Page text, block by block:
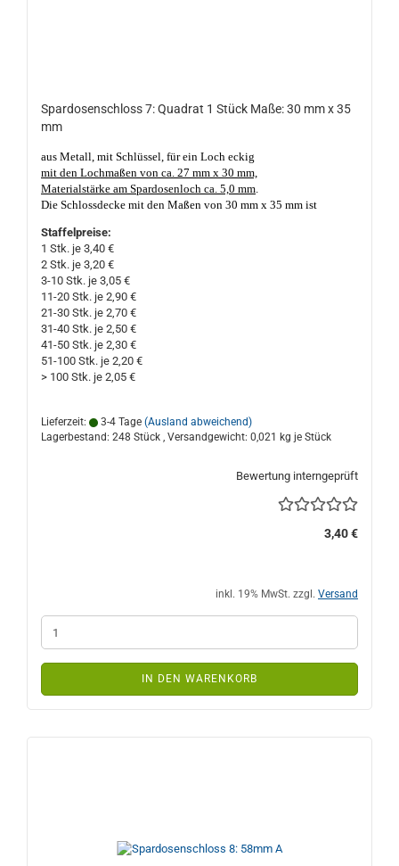
Spardosenschloss 7: Quadrat 1 Stück Maße: 30 mm x 35
mm
aus Metall, mit Schlüssel, für ein Loch eckig
mit den Lochmaßen von ca. 27 mm x 30 mm,
Materialstärke am Spardosenloch ca. 5,0 mm.
Die Schlossdecke mit den Maßen von 30 mm x 35 mm ist
verzinkt schließbaren Stahlriegel, unten mit Schlosskasten. Die
Schlüsselführung ist 2-fach geschlitzt.
Porzellan- und Keramik Sparschweine und Spardosen. Made in
Germany, gute Qualität. Das eckige Spardosenloch darf nicht
kleiner, oder größer als ca. 27 mm x 30 mm sein und die Material-
Stärke des Loches sollte nicht dicker, oder dünner als ca. 5,0 mm
sein!
Staffelpreise:
1 Stk. je 3,40 €
2 Stk. je 3,20 €
3-10 Stk. je 3,05 €
11-20 Stk. je 2,90 €
21-30 Stk. je 2,70 €
31-40 Stk. je 2,50 €
41-50 Stk. je 2,30 €
51-100 Stk. je 2,20 €
> 100 Stk. je 2,05 €
Lieferzeit: 3-4 Tage (Ausland abweichend)
Lagerbestand: 248 Stück , Versandgewicht: 0,021 kg je Stück
Bewertung interngeprüft
3,40 €
inkl. 19% MwSt. zzgl. Versand
IN DEN WARENKORB